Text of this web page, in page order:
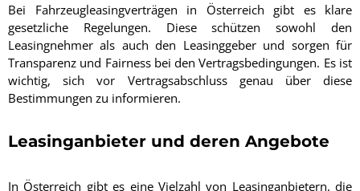
Bei Fahrzeugleasingverträgen in Österreich gibt es klare
gesetzliche Regelungen. Diese schützen sowohl den
Leasingnehmer als auch den Leasinggeber und sorgen für
Transparenz und Fairness bei den Vertragsbedingungen. Es ist
wichtig, sich vor Vertragsabschluss genau über diese
Bestimmungen zu informieren.
Leasinganbieter und deren Angebote
In Österreich gibt es eine Vielzahl von Leasinganbietern, die